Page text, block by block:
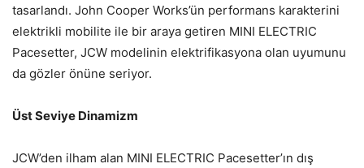
tasarlandı. John Cooper Works’ün performans karakterini
elektrikli mobilite ile bir araya getiren MINI ELECTRIC
Pacesetter, JCW modelinin elektrifikasyona olan uyumunu
da gözler önüne seriyor.
Üst Seviye Dinamizm
JCW’den ilham alan MINI ELECTRIC Pacesetter’ın dış